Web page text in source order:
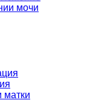
мочи
матки